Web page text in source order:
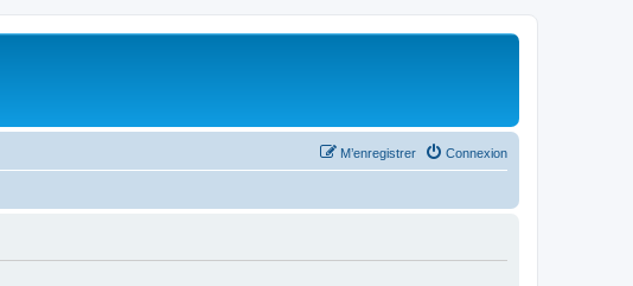
Connexion
M’enregistrer